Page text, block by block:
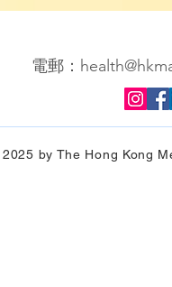
電郵：
by The Hong Kong